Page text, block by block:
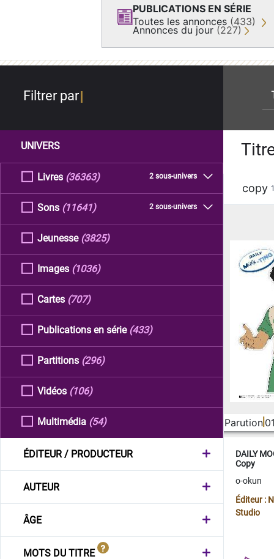
PUBLICATIONS EN SÉRIE
Toutes les annonces (433)
Annonces du jour (227)
Filtrer par
UNIVERS
Livres 2 sous-univers
(36363)
Sons 2 sous-univers
(11641)
Jeunesse (3825)
Images (1036)
Cartes (707)
Publications en série (433)
Partitions (296)
Vidéos (106)
Multimédia (54)
ÉDITEUR / PRODUCTEUR
AUTEUR
ÂGE
MOTS DU TITRE
copy
Parution
DAILY
Copy
o-okun
Éditeur :
Studio